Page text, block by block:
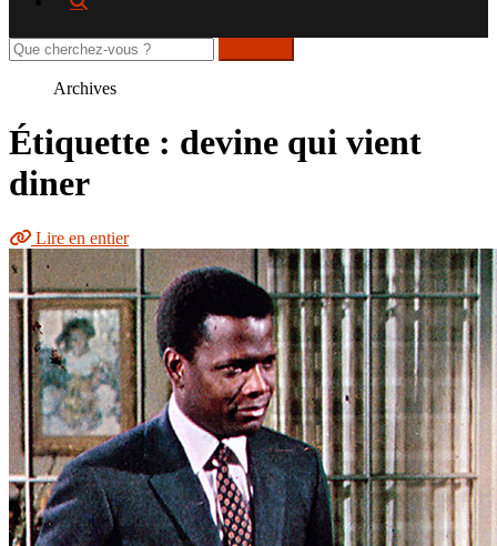
Rechercher
sur
Archives
Étiquette : devine qui vient
diner
Lire en entier